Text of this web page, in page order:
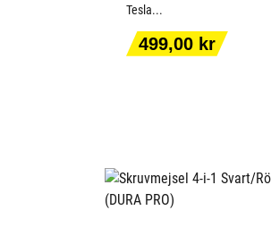
Tesla...
Pris
499,00 kr
LÄGG TILL I
VARUKORGEN